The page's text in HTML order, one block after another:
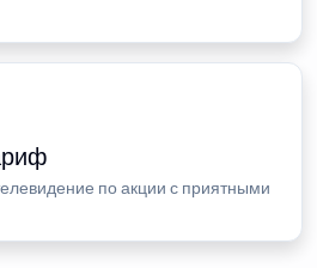
по акции с приятными